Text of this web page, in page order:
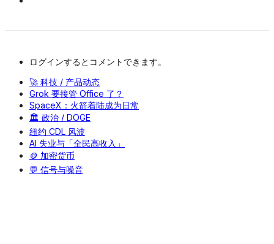
ログインするとコメントできます。
🚀 科技 / 产品动态
Grok 要接管 Office 了？
SpaceX：火箭着陆成为日常
🏛️ 政治 / DOGE
纽约 CDL 风波
AI 失业与「全民高收入」
🪙 加密货币
💬 信号与噪音